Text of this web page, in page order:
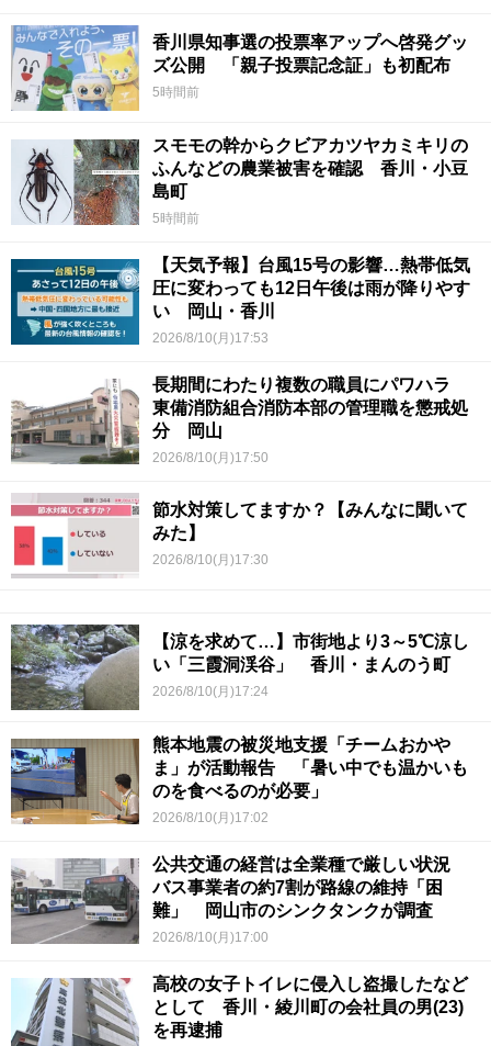
香川県知事選の投票率アップへ啓発グッ
ズ公開 「親子投票記念証」も初配布
5時間前
スモモの幹からクビアカツヤカミキリの
ふんなどの農業被害を確認 香川・小豆
島町
5時間前
【天気予報】台風15号の影響…熱帯低気
圧に変わっても12日午後は雨が降りやす
い 岡山・香川
2026/8/10(月)17:53
長期間にわたり複数の職員にパワハラ
東備消防組合消防本部の管理職を懲戒処
分 岡山
2026/8/10(月)17:50
節水対策してますか？【みんなに聞いて
みた】
2026/8/10(月)17:30
【涼を求めて…】市街地より3～5℃涼し
い「三霞洞渓谷」 香川・まんのう町
2026/8/10(月)17:24
熊本地震の被災地支援「チームおかや
ま」が活動報告 「暑い中でも温かいも
のを食べるのが必要」
2026/8/10(月)17:02
公共交通の経営は全業種で厳しい状況
バス事業者の約7割が路線の維持「困
難」 岡山市のシンクタンクが調査
2026/8/10(月)17:00
高校の女子トイレに侵入し盗撮したなど
として 香川・綾川町の会社員の男(23)
を再逮捕